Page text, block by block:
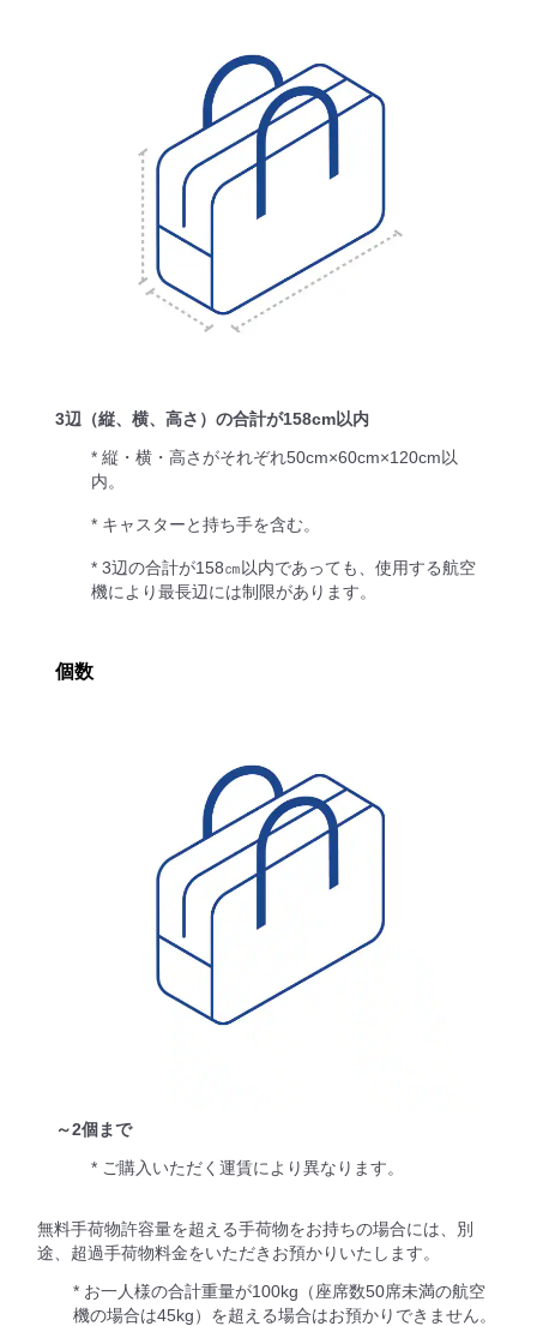
3辺（縦、横、高さ）の合計が158cm以内
* 縦・横・高さがそれぞれ50cm×60cm×120cm以
内。
* キャスターと持ち手を含む。
* 3辺の合計が158㎝以内であっても、使用する航空
機により最長辺には制限があります。
個数
～2個まで
* ご購入いただく運賃により異なります。
無料手荷物許容量を超える手荷物をお持ちの場合には、別
途、超過手荷物料金をいただきお預かりいたします。
* お一人様の合計重量が100kg（座席数50席未満の航空
機の場合は45kg）を超える場合はお預かりできません。